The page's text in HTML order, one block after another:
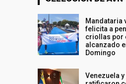
Mandataria
felicita a
criollas por
alcanzado
Domingo
Venezuela